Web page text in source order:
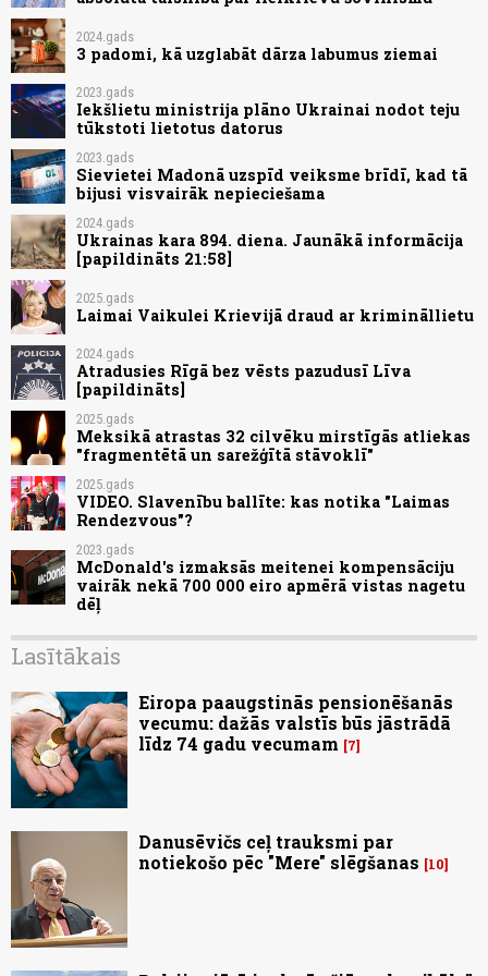
2024.gads
3 padomi, kā uzglabāt dārza labumus ziemai
2023.gads
Iekšlietu ministrija plāno Ukrainai nodot teju
tūkstoti lietotus datorus
2023.gads
Sievietei Madonā uzspīd veiksme brīdī, kad tā
bijusi visvairāk nepieciešama
2024.gads
Ukrainas kara 894. diena. Jaunākā informācija
[papildināts 21:58]
2025.gads
Laimai Vaikulei Krievijā draud ar krimināllietu
2024.gads
Atradusies Rīgā bez vēsts pazudusī Līva
[papildināts]
2025.gads
Meksikā atrastas 32 cilvēku mirstīgās atliekas
"fragmentētā un sarežģītā stāvoklī"
2025.gads
VIDEO. Slavenību ballīte: kas notika "Laimas
Rendezvous"?
2023.gads
McDonald's izmaksās meitenei kompensāciju
vairāk nekā 700 000 eiro apmērā vistas nagetu
dēļ
Lasītākais
Eiropa paaugstinās pensionēšanās
vecumu: dažās valstīs būs jāstrādā
līdz 74 gadu vecumam
7
Danusēvičs ceļ trauksmi par
notiekošo pēc "Mere" slēgšanas
10